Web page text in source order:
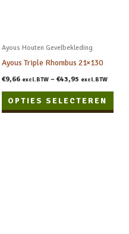
Ayous Houten Gevelbekleding
Ayous Triple Rhombus 21×130
€9,66 excl.BTW –€43,95 excl.BTW
OPTIES SELECTEREN